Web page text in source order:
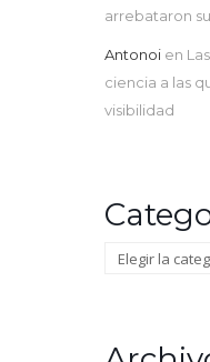
arrebataron
Antonoi en
ciencia a las
visibilidad
Categorías